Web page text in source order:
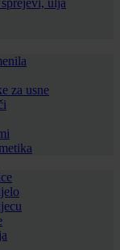
ulja
za usne